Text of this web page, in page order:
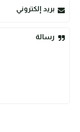
بريد إلكتروني
رسالة